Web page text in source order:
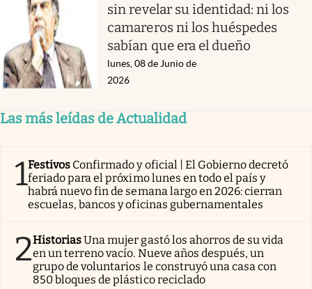
sin revelar su identidad: ni los
camareros ni los huéspedes
sabían que era el dueño
lunes, 08 de Junio de
2026
Las más leídas de Actualidad
1Festivos Confirmado y oficial | El Gobierno decretó
feriado para el próximo lunes en todo el país y
habrá nuevo fin de semana largo en 2026: cierran
escuelas, bancos y oficinas gubernamentales
2HistoriasUna mujer gastó los ahorros de su vida
en un terreno vacío. Nueve años después, un
grupo de voluntarios le construyó una casa con
850 bloques de plástico reciclado